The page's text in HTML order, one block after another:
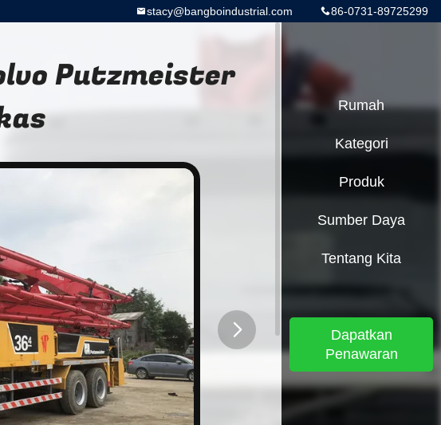
86-0731-89725299
stacy@bangboindustrial.com
Putzmeister
Rumah
Kategori
Produk
Sumber Daya
Tentang Kita
Dapatkan
Penawaran